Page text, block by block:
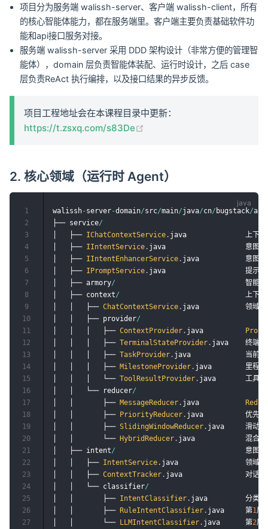
项目分为服务端 walissh-server、客户端 walissh-client，所有
的核心智能体能力，都在服务端里。客户端主要负责基础软件功
能和api接口服务对接。
服务端 walissh-server 采用 DDD 架构设计（非常方便的管理智
能体），domain 层负责智能体装配、运行时设计，之后 case
层负责ReAct 执行编排，以及接口结果的异步反馈。
项目工程地址会在本课程目录中更新：
https://t.zsxq.com/s83De
2. 核心领域（运行时 Agent）
walissh- server-domain/src/main/java/cn/ bugstack/ai
├── service/
│   ├── IChatContextService . java              上下文管
│   ├── IIntentService . java                   意图识别
│   ├── IIntentEnhancerService . java           意图增强
│   ├── IPromptService . java                   提示词构
│   ├── armory/
智能体
│   ├── context/
上下文
│   │   ├── ChatContextService . java           领域服
│   │   ├── provider/
│   │   │   ├── ContextProvider . java
│   │   │   ├── TerminalStateProvider . java    终端状
│   │   │   ├── TaskProvider . java             当前任
│   │   │   ├── MilestoneProvider . java        里程碑
│   │   │   └── ToolResultProvider . java       工具结
│   │   └── reducer/
│   │       ├── MessageReducer . java
│   │       ├── PriorityReducer . java          优先级
│   │       ├── SlidingWindowReducer . java     滑动窗
│   │       └── HybridReducer . java            混合裁剪
│   ├── intent/
意图识
│   │   ├── IntentService . java                领域服
│   │   ├── ContextTracker . java               对话上
│   │   └── classifier/
│   │       ├── IntentClassifier . java         分类器
│   │       ├── RuleIntentClassifier . java     第1层
│   │       └── LLMIntentClassifier . java      第2层
1
2
3
4
5
6
7
8
9
10
11
12
13
14
15
16
17
18
19
20
21
22
23
24
25
26
27